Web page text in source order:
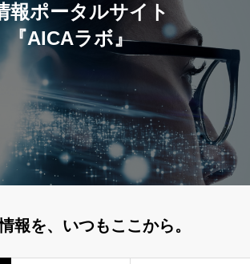
報ポータルサイト
『AICAラボ』
報を、いつもここから。
へ
ト情報
運営会社